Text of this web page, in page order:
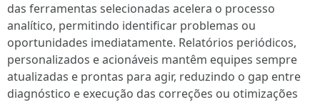
das ferramentas selecionadas acelera o processo
analítico, permitindo identificar problemas ou
oportunidades imediatamente. Relatórios periódicos,
personalizados e acionáveis mantêm equipes sempre
atualizadas e prontas para agir, reduzindo o gap entre
diagnóstico e execução das correções ou otimizações